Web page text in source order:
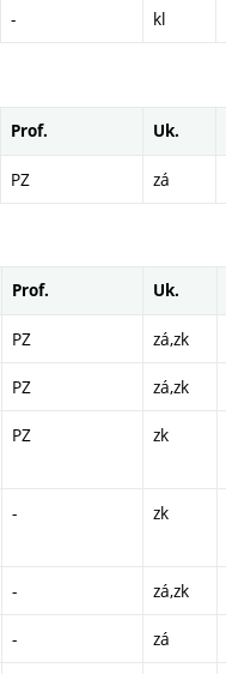
- kl
Prof. Uk.
PZ zá
Prof. Uk.
PZ zá,zk
PZ zá,zk
PZ zk
- zk
- zá,zk
- zá